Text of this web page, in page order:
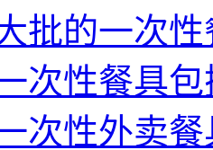
批的一次
次性餐具
次性外卖